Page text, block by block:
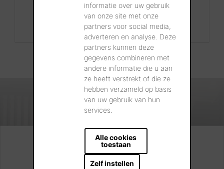
informatie over uw gebruik
van onze site met onze
partners voor social media,
adverteren en analyse. Deze
partners kunnen deze
gegevens combineren met
andere informatie die u aan
ze heeft verstrekt of die ze
hebben verzameld op basis
van uw gebruik van hun
services.
Alle cookies
toestaan
Zelf instellen
+32 56 24 96 38
info@wienerberger.be
Kijk. Droom. Kies.